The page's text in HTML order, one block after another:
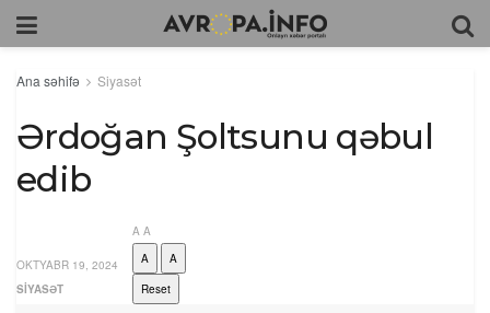
Ana səhifə Siyasət
Ərdoğan Şoltsunu qəbul
edib
OKTYABR 19, 2024
SIYASƏT
A A
A
A
Reset